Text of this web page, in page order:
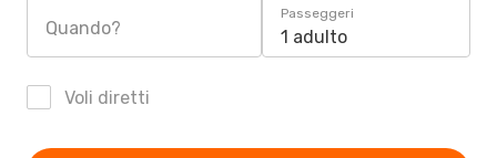
Quando?
Passeggeri
1 adulto
Voli diretti